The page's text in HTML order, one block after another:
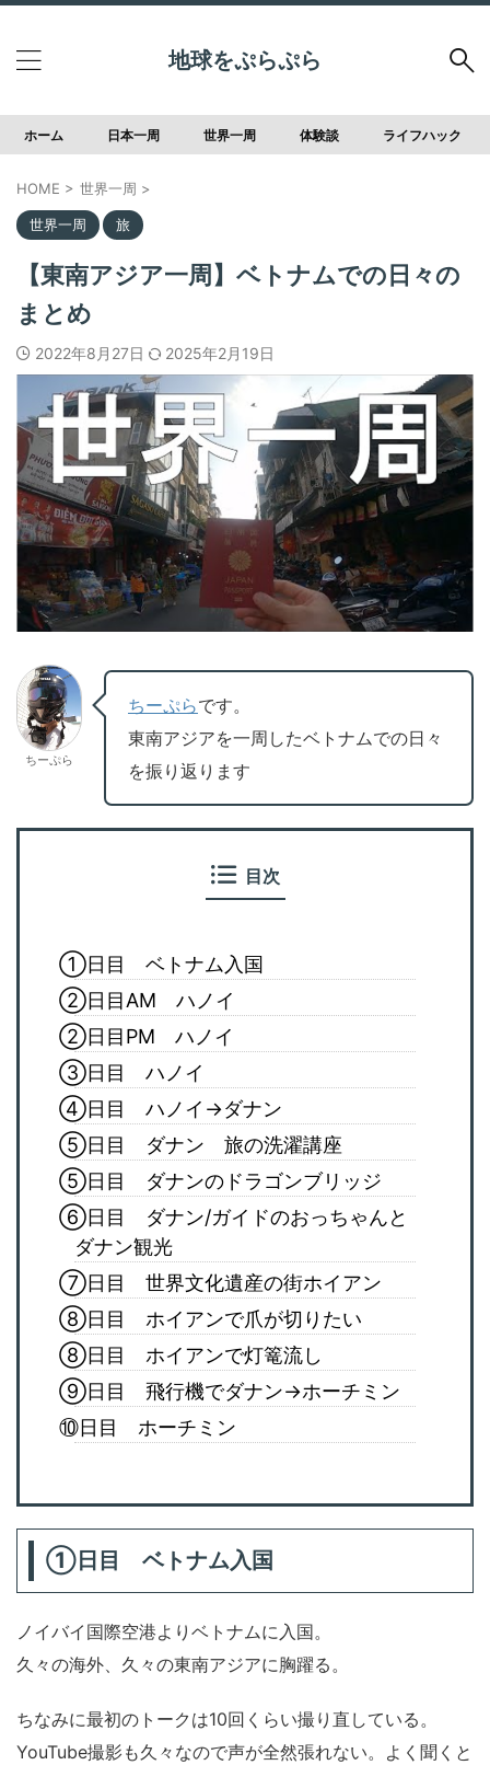
地球をぷらぷら
ホーム 日本一周 世界一周 体験談 ライフハック
HOME > 世界一周 >
世界一周 旅
【東南アジア一周】ベトナムでの日々の
まとめ
2022年8月27日 2025年2月19日
ちーぷら
ちーぷらです。
東南アジアを一周したベトナムでの日々
を振り返ります
目次
①日目 ベトナム入国
②日目AM ハノイ
②日目PM ハノイ
③日目 ハノイ
④日目 ハノイ→ダナン
⑤日目 ダナン 旅の洗濯講座
⑤日目 ダナンのドラゴンブリッジ
⑥日目 ダナン/ガイドのおっちゃんと
ダナン観光
⑦日目 世界文化遺産の街ホイアン
⑧日目 ホイアンで爪が切りたい
⑧日目 ホイアンで灯篭流し
⑨日目 飛行機でダナン→ホーチミン
⑩日目 ホーチミン
①日目 ベトナム入国
ノイバイ国際空港よりベトナムに入国。
久々の海外、久々の東南アジアに胸躍る。
ちなみに最初のトークは10回くらい撮り直している。
YouTube撮影も久々なので声が全然張れない。よく聞くと